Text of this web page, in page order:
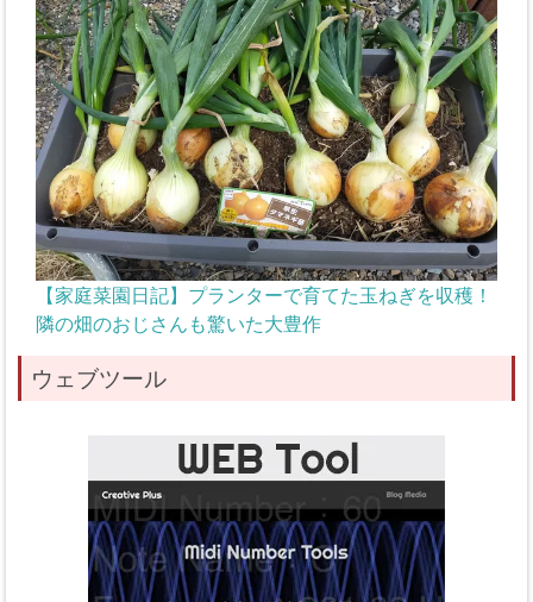
【家庭菜園日記】プランターで育てた玉ねぎを収穫！
隣の畑のおじさんも驚いた大豊作
ウェブツール